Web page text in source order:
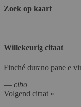
Zoek op kaart
Willekeurig citaat
Finché durano pane e
— cibo
Volgend citaat »